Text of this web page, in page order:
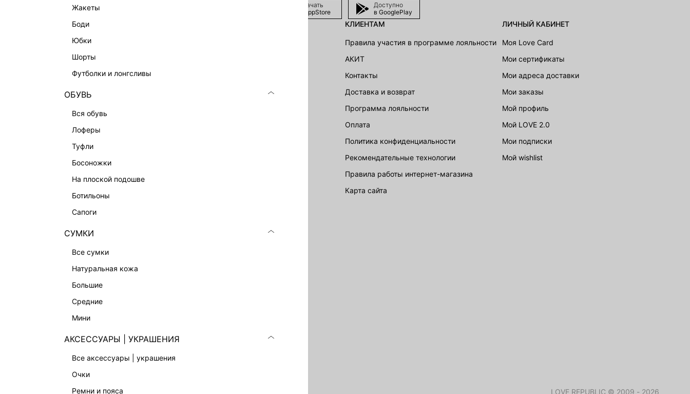
жакеты
боди
юбки
шорты
футболки и лонгсливы
ОБУВЬ
вся обувь
лоферы
туфли
босоножки
на плоской подошве
ботильоны
сапоги
СУМКИ
все сумки
натуральная кожа
большие
средние
мини
АКСЕССУАРЫ | УКРАШЕНИЯ
все аксессуары | украшения
очки
ремни и пояса
Скачать
в AppStore
Доступно
в GooglePlay
ОФИСНАЯ КОЛЛЕКЦИЯ
ЛИМИТИРОВАННЫЕ КОЛЛЕКЦИИ
КАПСУЛЬНЫЙ ГАРДЕРОБ
В ОТТЕНКАХ СЕРОГО
LOVE REPUBLIC MAISON
ДАЙДЖЕСТ
КЛИЕНТАМ
Правила участия в программе лояльности
АКИТ
Контакты
Доставка и возврат
Программа лояльности
Оплата
Политика конфиденциальности
Рекомендательные технологии
Правила работы интернет-магазина
карта сайта
ЛИЧНЫЙ КАБИНЕТ
Моя Love Card
Мои сертификаты
Мои адреса доставки
Мои заказы
Мой профиль
Мой LOVE 2.0
Мои подписки
Мой wishlist
LOVE REPUBLIC © 2009 - 2026